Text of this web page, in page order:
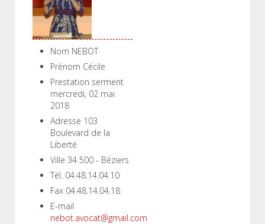
Nom NEBOT
Prénom Cécile
Prestation serment
mercredi, 02 mai
2018
Adresse 103
Boulevard de la
Liberté
Ville 34 500 - Béziers
Tél. 04.48.14.04.10
Fax 04.48.14.04.18
E-mail
nebot.avocat@gmail.com